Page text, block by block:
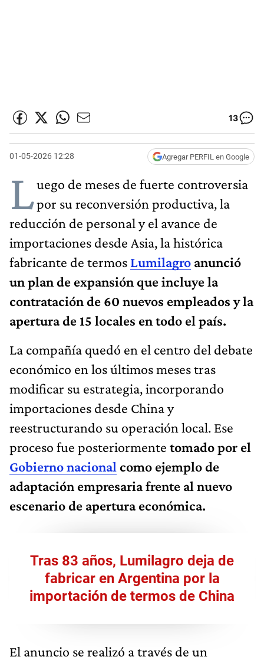
13
01-05-2026 12:28 Agregar PERFIL en Google
Luego de meses de fuerte controversia
por su reconversión productiva, la
reducción de personal y el avance de
importaciones desde Asia, la histórica
fabricante de termos Lumilagro anunció
un plan de expansión que incluye la
contratación de 60 nuevos empleados y la
apertura de 15 locales en todo el país.
La compañía quedó en el centro del debate
económico en los últimos meses tras
modificar su estrategia, incorporando
importaciones desde China y
reestructurando su operación local. Ese
proceso fue posteriormente tomado por el
Gobierno nacional como ejemplo de
adaptación empresaria frente al nuevo
escenario de apertura económica.
Tras 83 años, Lumilagro deja de
fabricar en Argentina por la
importación de termos de China
El anuncio se realizó a través de un